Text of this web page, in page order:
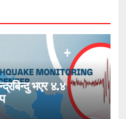
भएर ४.४